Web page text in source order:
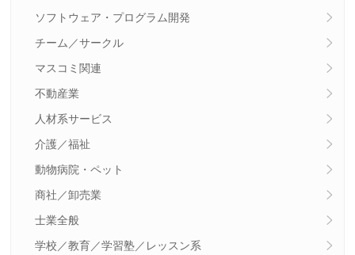
ソフトウェア・プログラム開発
チーム／サークル
マスコミ関連
不動産業
人材系サービス
介護／福祉
動物病院・ペット
商社／卸売業
士業全般
学校／教育／学習塾／レッスン系